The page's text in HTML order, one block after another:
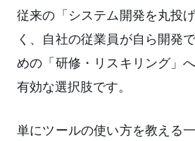
従来の「システム開発を丸投
く、自社の従業員が自ら開発
めの「研修・リスキリング」
有効な選択肢です。
単にツールの使い方を教える